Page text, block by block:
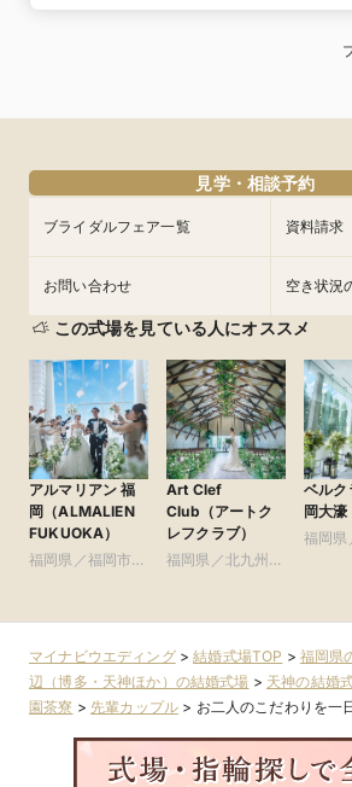
見学・相談予約
ブライダルフェア一覧 資料請求
お問い合わせ 空き状況
この式場を見ている人にオススメ
アルマリアン 福
岡（ALMALIEN
FUKUOKA）
福岡県／福岡市・
Art Clef
Club（アートク
レフクラブ）
福岡県／北九州
ベルク
岡大濠
福岡県
マイナビウエディング>結婚式場TOP > 福岡県
辺（博多・天神ほか）の結婚式場 > 天神の結婚
園茶寮 > 先輩カップル > お二人のこだわりを一